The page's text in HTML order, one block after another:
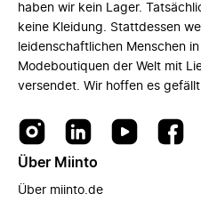
haben wir kein Lager.
keine Kleidung. Stattdessen
leidenschaftlichen Menschen
Modeboutiquen der Welt mit
versendet. Wir hoffen es
Über Miinto
Über miinto.de